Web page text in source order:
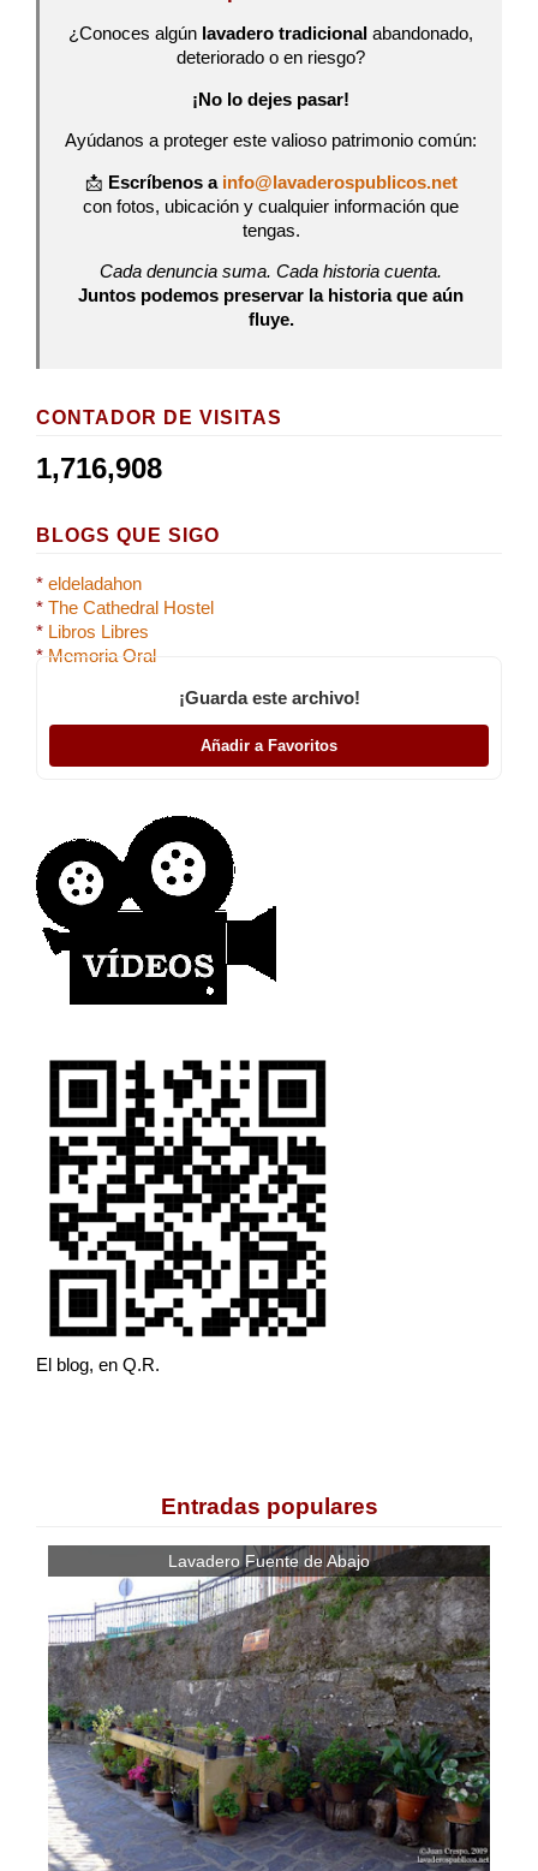
¿Conoces algún lavadero tradicional abandonado,
deteriorado o en riesgo?
¡No lo dejes pasar!
Ayúdanos a proteger este valioso patrimonio común:
📩 Escríbenos a info@lavaderospublicos.net
con fotos, ubicación y cualquier información que
tengas.
Cada denuncia suma. Cada historia cuenta.
Juntos podemos preservar la historia que aún
fluye.
CONTADOR DE VISITAS
1,716,908
BLOGS QUE SIGO
* eldeladahon
* The Cathedral Hostel
* Libros Libres
* Memoria Oral
¡Guarda este archivo!
Añadir a Favoritos
El blog, en Q.R.
Entradas populares
Lavadero Fuente de Abajo